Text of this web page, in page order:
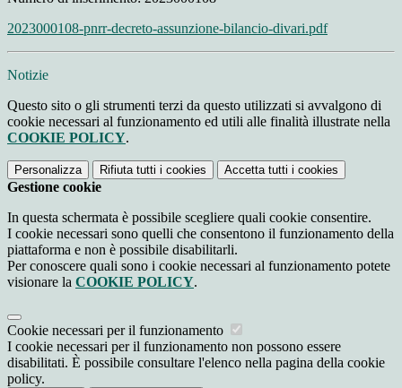
2023000108-pnrr-decreto-assunzione-bilancio-divari.pdf
Notizie
Questo sito o gli strumenti terzi da questo utilizzati si avvalgono di
cookie necessari al funzionamento ed utili alle finalità illustrate nella
COOKIE POLICY.
Personalizza Rifiuta tutti i cookies Accetta tutti i cookies
Gestione cookie
In questa schermata è possibile scegliere quali cookie consentire.
I cookie necessari sono quelli che consentono il funzionamento della
piattaforma e non è possibile disabilitarli.
Per conoscere quali sono i cookie necessari al funzionamento potete
visionare la COOKIE POLICY.
Cookie necessari per il funzionamento
I cookie necessari per il funzionamento non possono essere
disabilitati. È possibile consultare l'elenco nella pagina della cookie
policy.